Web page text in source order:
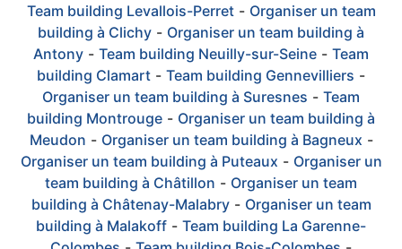
Team building Levallois-Perret- Organiser un team
building à Clichy - Organiser un team building à
Antony - Team building Neuilly-sur-Seine - Team
building Clamart - Team building Gennevilliers -
Organiser un team building à Suresnes - Team
building Montrouge - Organiser un team building à
Meudon - Organiser un team building à Bagneux -
Organiser un team building à Puteaux - Organiser un
team building à Châtillon - Organiser un team
building à Châtenay-Malabry- Organiser un team
building à Malakoff - Team building La Garenne-